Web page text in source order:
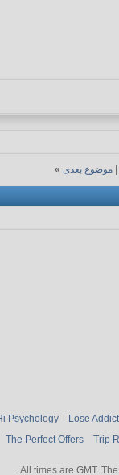
|موضوع بعدی »
Psychology Lose
The Perfect Offers Trip
All times are GMT.
.